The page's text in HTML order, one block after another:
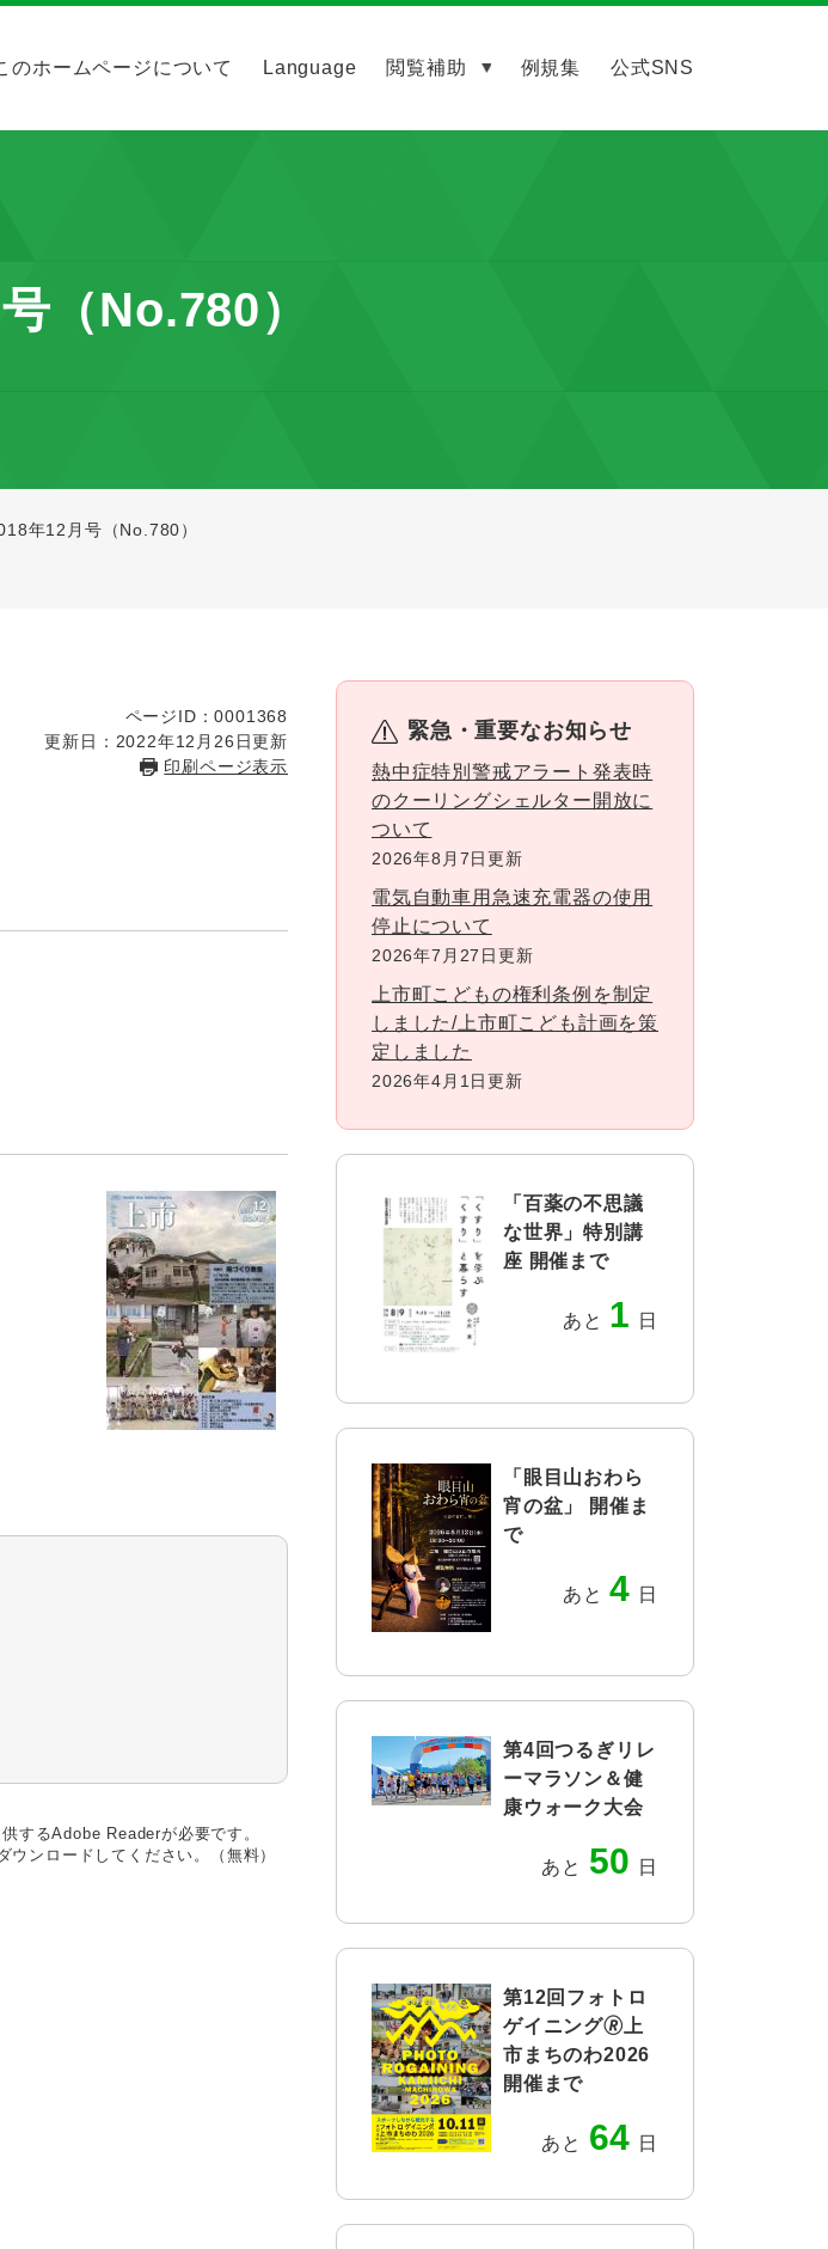
のホームページについて Language 閲覧補助 例規集 公式SNS
（No.780）
年12月号（No.780）
ページID：0001368
更新日：2022年12月26日更新
印刷ページ表示
するAdobe Readerが必要です。
ンロードしてください。（無料）
緊急・重要なお知らせ
熱中症特別警戒アラート発表時
のクーリングシェルター開放に
ついて
2026年8月7日更新
電気自動車用急速充電器の使用
停止について
2026年7月27日更新
上市町こどもの権利条例を制定
しました/上市町こども計画を策
定しました
2026年4月1日更新
「百薬の不思議
な世界」特別講
座 開催まで
あと 1 日
「眼目山おわら
宵の盆」 開催ま
で
あと 4 日
第4回つるぎリレ
ーマラソン＆健
康ウォーク大会
あと 50 日
第12回フォトロ
ゲイニング🄬上
市まちのわ2026
開催まで
あと 64 日